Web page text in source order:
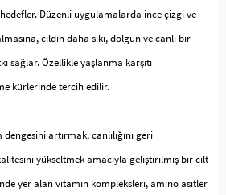
Düzenli uygulamalarda ince çizgi ve
cildin daha sıkı, dolgun ve canlı bir
sağlar. Özellikle yaşlanma karşıtı
kürlerinde tercih edilir.
artırmak, canlılığını geri
yükseltmek amacıyla geliştirilmiş bir cilt
yer alan vitamin kompleksleri, amino asitler